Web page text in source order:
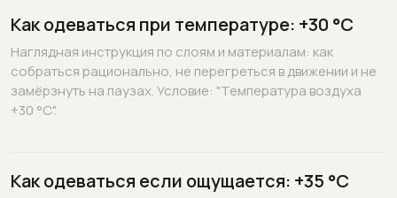
Как одеваться при температуре: +30 °C
Наглядная инструкция по слоям и материалам: как
собраться рационально, не перегреться в движении и не
замёрзнуть на паузах. Условие: "Температура воздуха
+30 °C".
Как одеваться если ощущается: +35 °C